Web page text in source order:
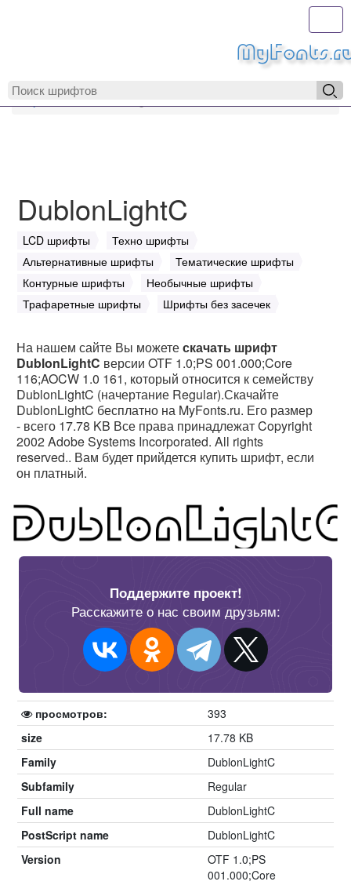
MyFonts.ru
DublonLightC
LCD шрифты
Техно шрифты
Альтернативные шрифты
Тематические шрифты
Контурные шрифты
Необычные шрифты
Трафаретные шрифты
Шрифты без засечек
На нашем сайте Вы можетескачать шрифт
DublonLightC версии OTF 1.0;PS 001.000;Core
116;AOCW 1.0 161, который относится к семейству
DublonLightC (начертание Regular).Скачайте
DublonLightC бесплатно на MyFonts.ru. Его размер
- всего 17.78 KB Все права принадлежат Copyright
2002 Adobe Systems Incorporated. All rights
reserved.. Вам будет прийдется купить шрифт, если
он платный.
Поддержите проект!
Расскажите о нас своим друзьям:
просмотров:
393
size
17.78 KB
Family
DublonLightC
Subfamily
Regular
Full name
DublonLightC
PostScript name
DublonLightC
Version
OTF 1.0;PS
001.000;Core